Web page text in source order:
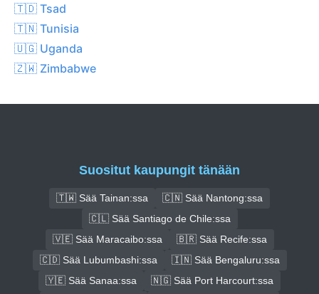
🇹🇩 Tsad
🇹🇳 Tunisia
🇺🇬 Uganda
🇿🇼 Zimbabwe
Suositut kaupungit tänään
🇹🇼 Sää Tainan:ssa
🇨🇳 Sää Nantong:ssa
🇨🇱 Sää Santiago de Chile:ssa
🇻🇪 Sää Maracaibo:ssa
🇧🇷 Sää Recife:ssa
🇨🇩 Sää Lubumbashi:ssa
🇮🇳 Sää Bengaluru:ssa
🇾🇪 Sää Sanaa:ssa
🇳🇬 Sää Port Harcourt:ssa